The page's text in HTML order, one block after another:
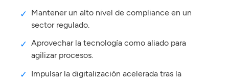
Mantener un alto nivel de compliance en un
sector regulado.
Aprovechar la tecnología como aliado para
agilizar procesos.
Impulsar la digitalización acelerada tras la